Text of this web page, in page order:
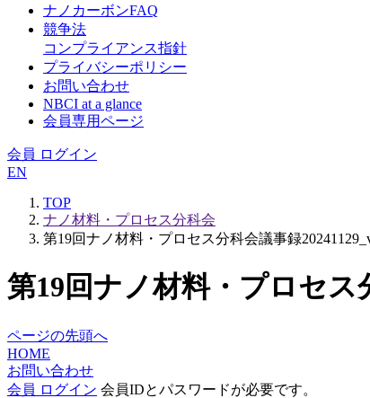
ナノカーボンFAQ
競争法
コンプライアンス指針
プライバシーポリシー
お問い合わせ
NBCI at a glance
会員専用ページ
会員 ログイン
EN
TOP
ナノ材料・プロセス分科会
第19回ナノ材料・プロセス分科会議事録
第19回ナノ材料・プロセス
ページの先頭へ
HOME
お問い合わせ
会員 ログイン 会員IDとパスワードが必要です。